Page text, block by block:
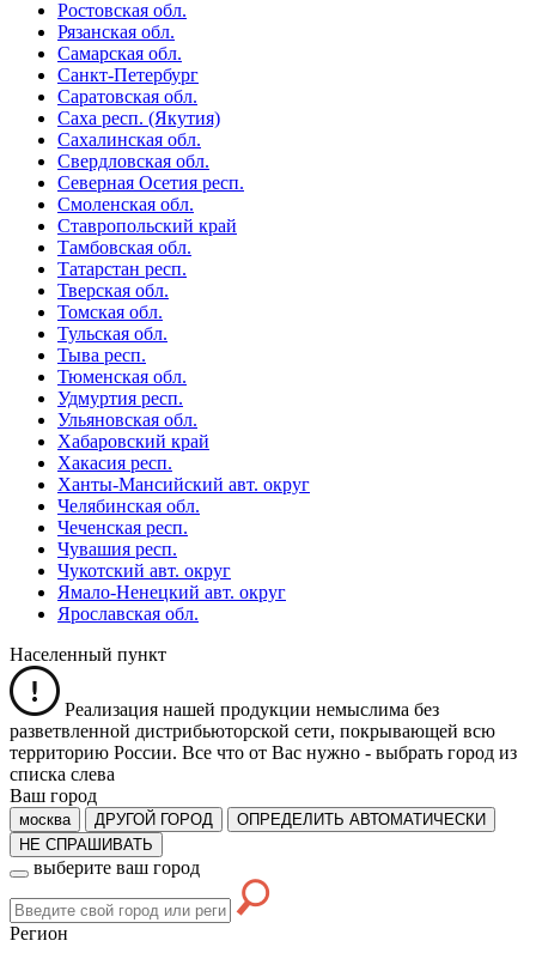
Ростовская обл.
Рязанская обл.
Самарская обл.
Санкт-Петербург
Саратовская обл.
Саха респ. (Якутия)
Сахалинская обл.
Свердловская обл.
Северная Осетия респ.
Смоленская обл.
Ставропольский край
Тамбовская обл.
Татарстан респ.
Тверская обл.
Томская обл.
Тульская обл.
Тыва респ.
Тюменская обл.
Удмуртия респ.
Ульяновская обл.
Хабаровский край
Хакасия респ.
Ханты-Мансийский авт. округ
Челябинская обл.
Чеченская респ.
Чувашия респ.
Чукотский авт. округ
Ямало-Ненецкий авт. округ
Ярославская обл.
Населенный пункт
Реализация нашей продукции немыслима без
разветвленной дистрибьюторской сети, покрывающей всю
территорию России. Все что от Вас нужно - выбрать город из
списка слева
Ваш город
москва ДРУГОЙ ГОРОД
ОПРЕДЕЛИТЬ АВТОМАТИЧЕСКИ
НЕ СПРАШИВАТЬ
выберите ваш город
Регион